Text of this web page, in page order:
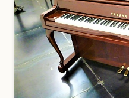
サポート・購入特典
お問い合